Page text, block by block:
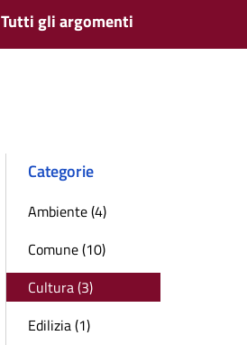
Tutti gli argomenti
Categorie
Ambiente (4)
Comune (10)
Cultura (3)
Edilizia (1)